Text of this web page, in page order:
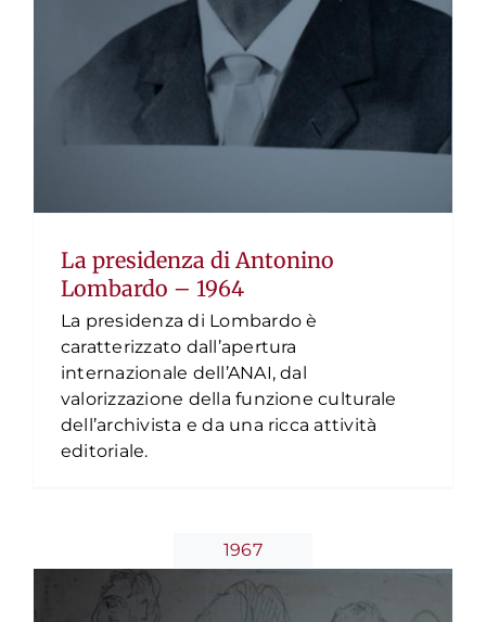
La presidenza di Antonino
Lombardo – 1964
La presidenza di Lombardo è
caratterizzato dall’apertura
internazionale dell’ANAI, dal
valorizzazione della funzione culturale
dell’archivista e da una ricca attività
editoriale.
1967
Nasce la rivista “Archivi e Cultura”
Timeline